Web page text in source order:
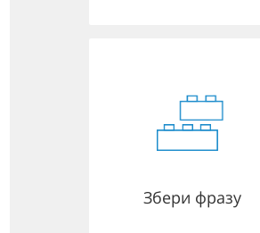
Збери фразу